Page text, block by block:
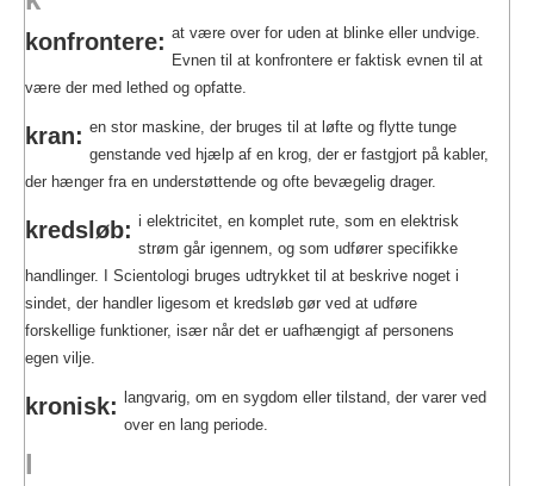
konfrontere: at være over for uden at blinke eller undvige.
Evnen til at konfrontere er faktisk evnen til at
være der med lethed og opfatte.
kran: en stor maskine, der bruges til at løfte og flytte tunge
genstande ved hjælp af en krog, der er fastgjort på kabler,
der hænger fra en understøttende og ofte bevægelig drager.
kredsløb: i elektricitet, en komplet rute, som en elektrisk
strøm går igennem, og som udfører specifikke
handlinger. I Scientologi bruges udtrykket til at beskrive noget i
sindet, der handler ligesom et kredsløb gør ved at udføre
forskellige funktioner, især når det er uafhængigt af personens
egen vilje.
kronisk: langvarig, om en sygdom eller tilstand, der varer ved
over en lang periode.
l